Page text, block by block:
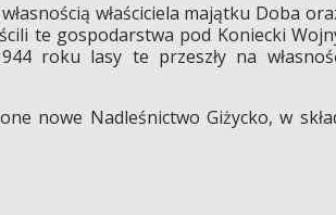
właściciela majątku Doba
te gospodarstwa pod Koniecki
roku lasy te przeszły na
nowe Nadleśnictwo Giżycko, w